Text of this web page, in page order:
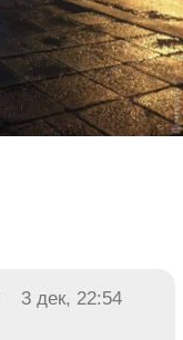
3 дек, 22:54